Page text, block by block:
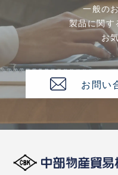
一般の
製品に関す
お
お問い